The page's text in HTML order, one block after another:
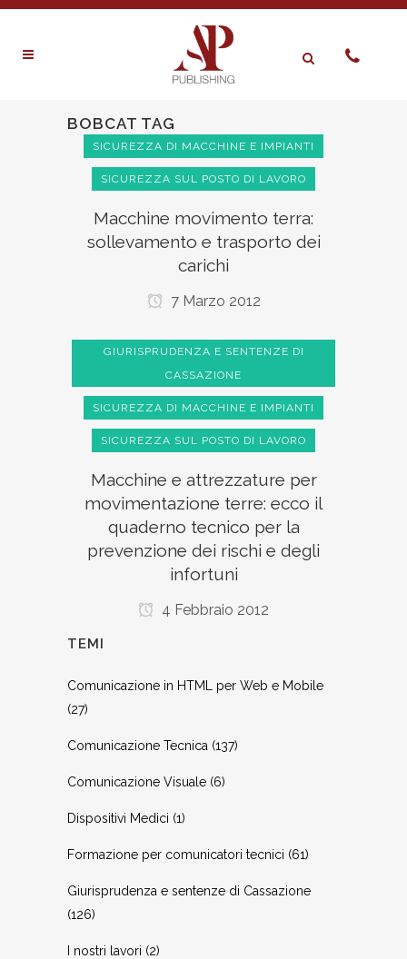
BOBCAT TAG
SICUREZZA DI MACCHINE E IMPIANTI
SICUREZZA SUL POSTO DI LAVORO
Macchine movimento terra:
sollevamento e trasporto dei
carichi
7 Marzo 2012
GIURISPRUDENZA E SENTENZE DI
CASSAZIONE
SICUREZZA DI MACCHINE E IMPIANTI
SICUREZZA SUL POSTO DI LAVORO
Macchine e attrezzature per
movimentazione terre: ecco il
quaderno tecnico per la
prevenzione dei rischi e degli
infortuni
4 Febbraio 2012
TEMI
Comunicazione in HTML per Web e Mobile
(27)
Comunicazione Tecnica (137)
Comunicazione Visuale (6)
Dispositivi Medici (1)
Formazione per comunicatori tecnici (61)
Giurisprudenza e sentenze di Cassazione
(126)
I nostri lavori (2)